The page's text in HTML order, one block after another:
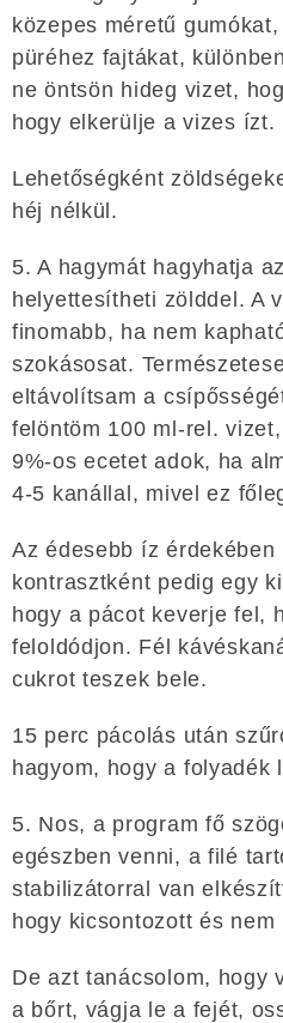
közepes méretű
püréhez fajtákat,
ne öntsön hideg vizet,
hogy elkerülje a vizes ízt.
Lehetőségként
héj nélkül.
5. A hagymát hagyhatja
helyettesítheti zölddel. A
finomabb, ha nem
szokásosat.
eltávolítsam a
felöntöm 100 ml-rel.
9%-os ecetet adok, ha
4-5 kanállal, mivel ez
Az édesebb íz
kontrasztként pedig egy
hogy a pácot keverje fel,
feloldódjon. Fél
cukrot teszek bele.
15 perc pácolás után
hagyom, hogy a folyadék
5. Nos, a program fő
egészben venni, a filé
stabilizátorral van
hogy kicsontozott és nem
De azt tanácsolom, hogy
a bőrt, vágja le a fejét,